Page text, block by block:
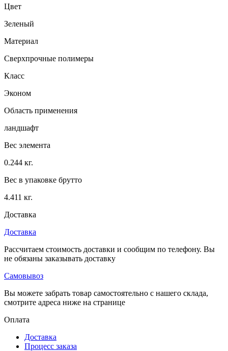
Цвет
Зеленый
Материал
Сверхпрочные полимеры
Класс
Эконом
Область применения
ландшафт
Вес элемента
0.244 кг.
Вес в упаковке брутто
4.411 кг.
Доставка
Доставка
Рассчитаем стоимость доставки и сообщим по телефону. Вы
не обязаны заказывать доставку
Самовывоз
Вы можете забрать товар самостоятельно с нашего склада,
смотрите адреса ниже на странице
Оплата
Доставка
Процесс заказа